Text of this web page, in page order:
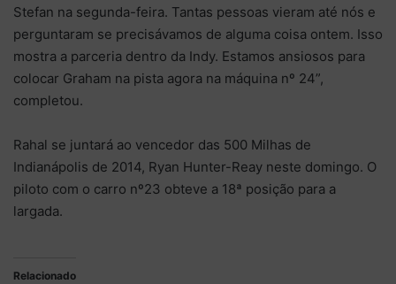
Stefan na segunda-feira. Tantas pessoas vieram até nós e
perguntaram se precisávamos de alguma coisa ontem. Isso
mostra a parceria dentro da Indy. Estamos ansiosos para
colocar Graham na pista agora na máquina nº 24”,
completou.
Rahal se juntará ao vencedor das 500 Milhas de
Indianápolis de 2014, Ryan Hunter-Reay neste domingo. O
piloto com o carro nº23 obteve a 18ª posição para a
largada.
Relacionado